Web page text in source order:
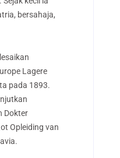
bersahaja,
Lagere
pada 1893.
Dokter
Opleiding van